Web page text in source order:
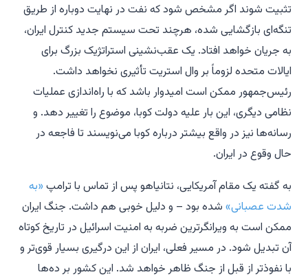
تثبیت شوند اگر مشخص شود که نفت در نهایت دوباره از طریق
تنگه‌ای بازگشایی شده، هرچند تحت سیستم جدید کنترل ایران،
به جریان خواهد افتاد. یک عقب‌نشینی استراتژیک بزرگ برای
ایالات متحده لزوماً بر وال استریت تأثیری نخواهد داشت.
رئیس‌جمهور ممکن است امیدوار باشد که با راه‌اندازی عملیات
نظامی دیگری، این بار علیه دولت کوبا، موضوع را تغییر دهد. و
رسانه‌ها نیز در واقع بیشتر درباره کوبا می‌نویسند تا فاجعه در
حال وقوع در ایران.
به گفته یک مقام آمریکایی، نتانیاهو پس از تماس با ترامپ «به
شدت عصبانی» شده بود – و دلیل خوبی هم داشت. جنگ ایران
ممکن است به ویرانگرترین ضربه به امنیت اسرائیل در تاریخ کوتاه
آن تبدیل شود. در مسیر فعلی، ایران از این درگیری بسیار قوی‌تر و
با نفوذتر از قبل از جنگ ظاهر خواهد شد. این کشور بر ده‌ها